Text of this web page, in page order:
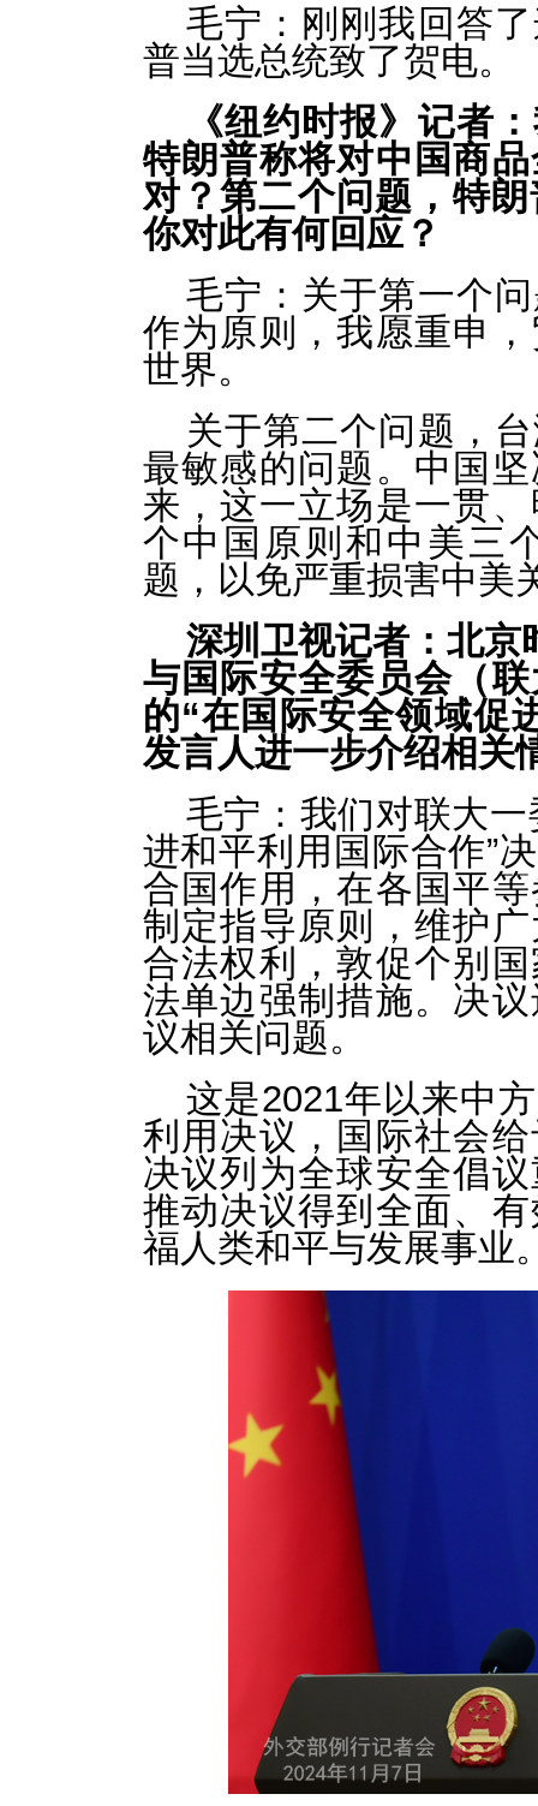
毛宁： 刚刚我回答
普当选总统致了贺电。
《纽约时报》记者
特朗普称将对中国商
对？第二个问题，特
你对此有何回应？
毛宁： 关于第一个
作为原则，我愿重申
世界。
关于第二个问题，
最敏感的问题。中国
来，这一立场是一贯
个中国原则和中美三
题，以免严重损害中美
深圳卫视记者：北京
与国际安全委员会（
的“在国际安全领域促
发言人进一步介绍相关
毛宁： 我们对联大
进和平利用国际合作”
合国作用，在各国平
制定指导原则，维护
合法权利，敦促个别
法单边强制措施。决
议相关问题。
这是2021年以来中
利用决议，国际社会
决议列为全球安全倡
推动决议得到全面、
福人类和平与发展事业